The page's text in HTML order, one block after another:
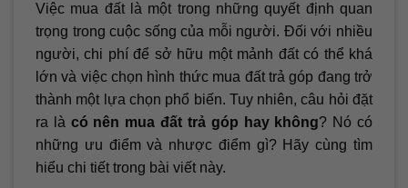
Việc mua đất là một trong những quyết định quan
trọng trong cuộc sống của mỗi người. Đối với nhiều
người, chi phí để sở hữu một mảnh đất có thể khá
lớn và việc chọn hình thức mua đất trả góp đang trở
thành một lựa chọn phổ biến. Tuy nhiên, câu hỏi đặt
ra là có nên mua đất trả góp hay không? Nó có
những ưu điểm và nhược điểm gì? Hãy cùng tìm
hiểu chi tiết trong bài viết này.